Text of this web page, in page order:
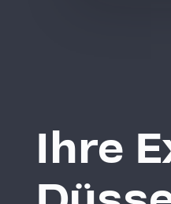
Ihre